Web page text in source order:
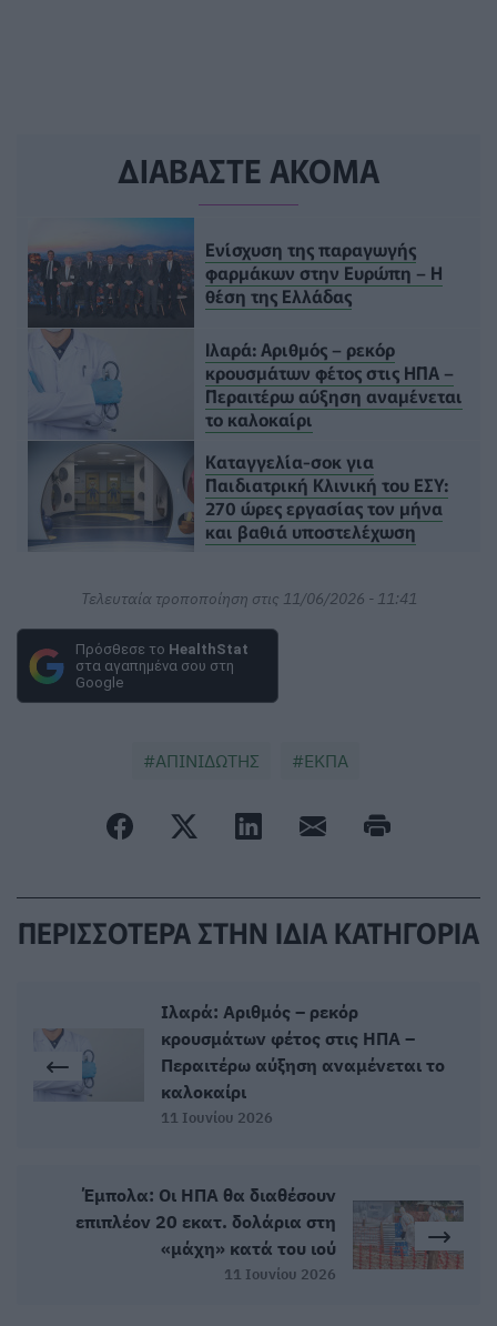
ΔΙΑΒΑΣΤΕ ΑΚΟΜΑ
Ενίσχυση της παραγωγής
φαρμάκων στην Ευρώπη – Η
θέση της Ελλάδας
Ιλαρά: Αριθμός – ρεκόρ
κρουσμάτων φέτος στις ΗΠΑ –
Περαιτέρω αύξηση αναμένεται
το καλοκαίρι
Καταγγελία-σοκ για
Παιδιατρική Κλινική του ΕΣΥ:
270 ώρες εργασίας τον μήνα
και βαθιά υποστελέχωση
Τελευταία τροποποίηση στις 11/06/2026 - 11:41
Πρόσθεσε το HealthStat
στα αγαπημένα σου στη
Google
ΑΠΙΝΙΔΩΤΗΣ ΕΚΠΑ
ΠΕΡΙΣΣΟΤΕΡΑ ΣΤΗΝ ΙΔΙΑ ΚΑΤΗΓΟΡΙΑ
Ιλαρά: Αριθμός – ρεκόρ
κρουσμάτων φέτος στις ΗΠΑ –
Περαιτέρω αύξηση αναμένεται το
καλοκαίρι
11 Ιουνίου 2026
Έμπολα: Οι ΗΠΑ θα διαθέσουν
επιπλέον 20 εκατ. δολάρια στη
«μάχη» κατά του ιού
11 Ιουνίου 2026